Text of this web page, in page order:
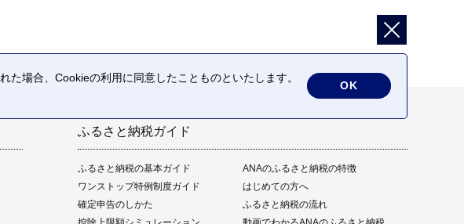
ふるさと納税ガイド
ふるさと納税の基本ガイド
ANAのふるさと納税の特徴
ワンストップ特例制度ガイド
はじめての方へ
確定申告のしかた
ふるさと納税の流れ
場合、Cookieの利用に同意したことものといたします。
OK